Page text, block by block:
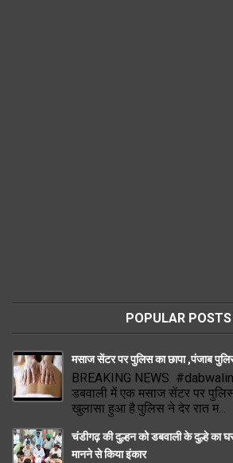
POPULAR POSTS
मसाज सेंटर पर पुलिस का छापा ,पंजाब
BREAKING NEWS
डबवाली में एक मसाज सेंटर पर
खुलासा हुआ है.पुलिस ने देर रात म...
चंडीगढ़ की दुल्हन को डबवाली के दुल्हे का
मानने से किया इंकार